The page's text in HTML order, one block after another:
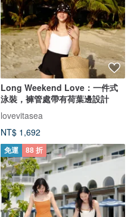
Long Weekend Love：一件式
泳裝，褲管處帶有荷葉邊設計
lovevitasea
NT$ 1,692
免運 88 折